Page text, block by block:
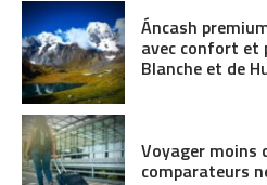
Áncash
avec confort et
Blanche et de
Voyager moins
comparateurs